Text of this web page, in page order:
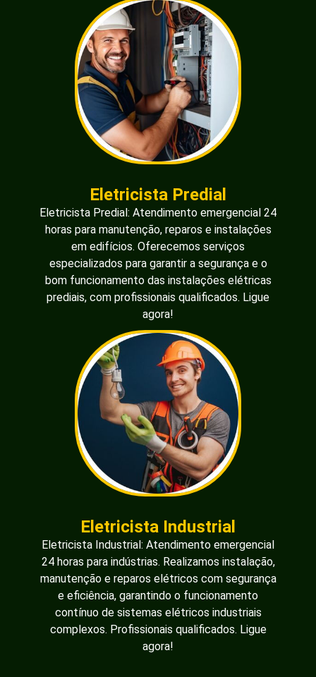
Eletricista Predial
Eletricista Predial: Atendimento emergencial 24
horas para manutenção, reparos e instalações
em edifícios. Oferecemos serviços
especializados para garantir a segurança e o
bom funcionamento das instalações elétricas
prediais, com profissionais qualificados. Ligue
agora!
Eletricista Industrial
Eletricista Industrial: Atendimento emergencial
24 horas para indústrias. Realizamos instalação,
manutenção e reparos elétricos com segurança
e eficiência, garantindo o funcionamento
contínuo de sistemas elétricos industriais
complexos. Profissionais qualificados. Ligue
agora!